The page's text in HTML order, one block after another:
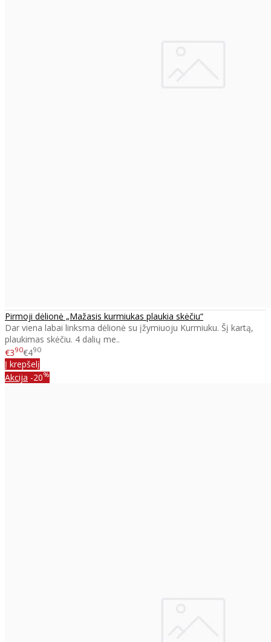
Pirmoji dėlionė „Mažasis kurmiukas plaukia skėčiu“
Dar viena labai linksma dėlionė su įžymiuoju Kurmiuku. Šį kartą,
plaukimas skėčiu. 4 dalių me..
€390€490
Į krepšelį
Akcija -20%